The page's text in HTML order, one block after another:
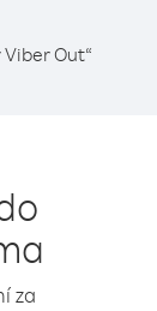
Out“
za